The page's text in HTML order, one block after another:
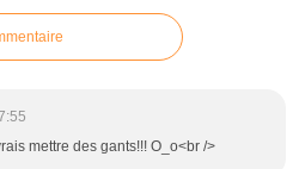
mettre des gants!!! O_o<br />